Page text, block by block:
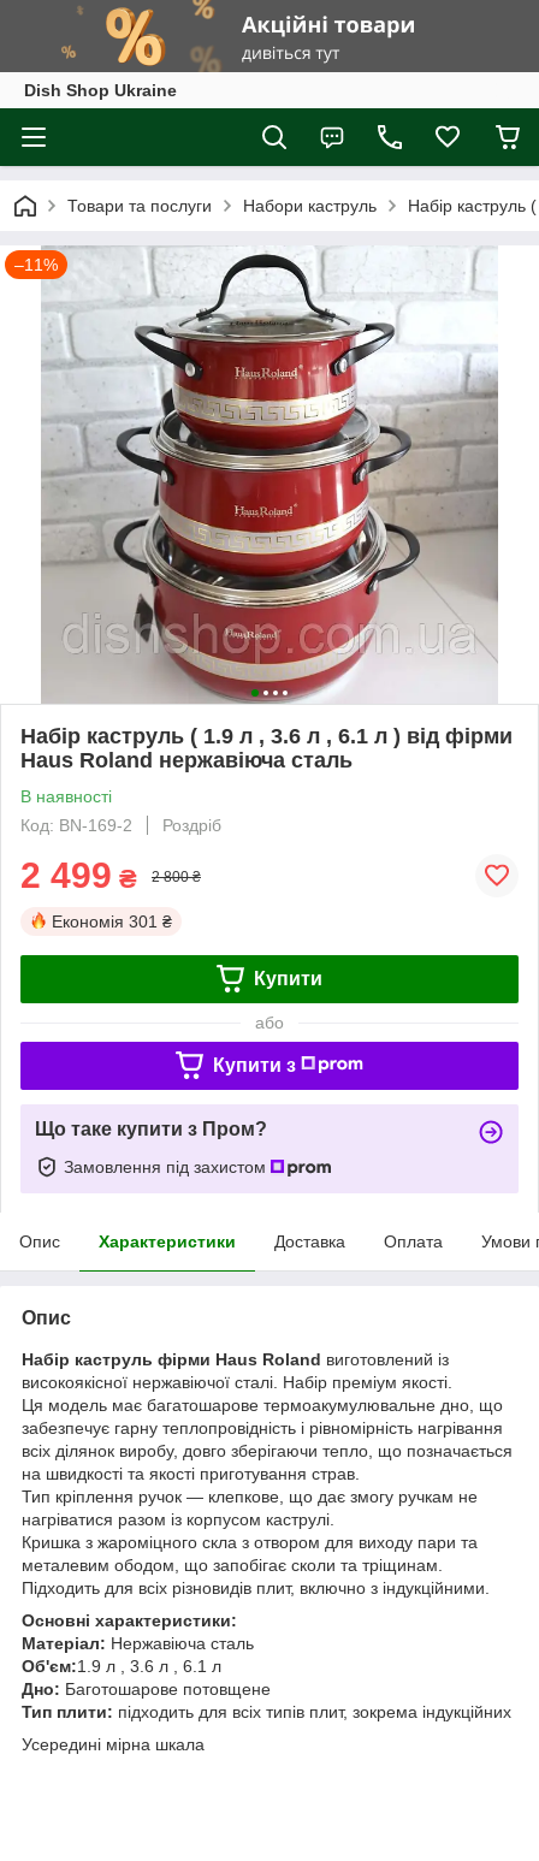
Dish Shop Ukraine
Товари та послуги Набори каструль Набір
–11%
Набір каструль ( 1.9 л , 3.6 л , 6.1 л ) від фірми
Haus Roland нержавіюча сталь
В наявності
Код: BN-169-2
Роздріб
2 499 ₴ 2 800 ₴
Економія 301 ₴
Купити
або
Купити з
Що таке купити з Пром?
Замовлення під захистом
Опис Характеристики Доставка Оплата Умови
Опис
Набір каструль фірми Haus Roland виготовлений із
високоякісної нержавіючої сталі. Набір преміум якості.
Ця модель має багатошарове термоакумулювальне дно, що
забезпечує гарну теплопровідність і рівномірність нагрівання
всіх ділянок виробу, довго зберігаючи тепло, що позначається
на швидкості та якості приготування страв.
Тип кріплення ручок — клепкове, що дає змогу ручкам не
нагріватися разом із корпусом каструлі.
Кришка з жароміцного скла з отвором для виходу пари та
металевим ободом, що запобігає сколи та тріщинам.
Підходить для всіх різновидів плит, включно з індукційними.
Основні характеристики:
Матеріал: Нержавіюча сталь
Об'єм:1.9 л , 3.6 л , 6.1 л
Дно: Баготошарове потовщене
Тип плити: підходить для всіх типів плит, зокрема індукційних
Усередині мірна шкала